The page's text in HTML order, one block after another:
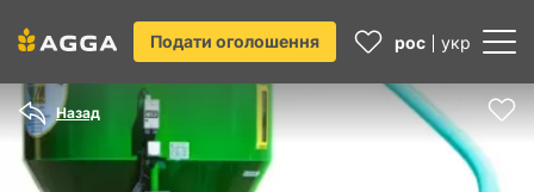
Подати оголошення рос укр
Назад